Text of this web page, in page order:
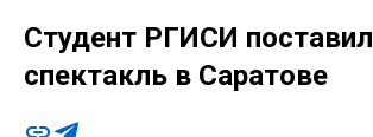
Студент РГИСИ поставил
спектакль в Саратове